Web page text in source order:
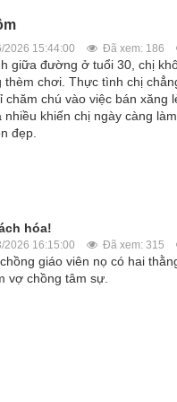
2026 15:44:00 Đã xem: 186
giữa đường ở tuổi 30, chị
thèm chơi. Thực tình chị
chăm chú vào việc bán xăng
nhiều khiến chị ngày càng
đẹp.
hóa!
2026 16:15:00 Đã xem: 315
giáo viên nọ có hai
vợ chồng tâm sự.